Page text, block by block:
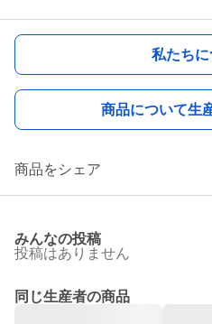
私たち
商品について生
商品をシェア
みんなの投稿
投稿はありません
同じ生産者の商品